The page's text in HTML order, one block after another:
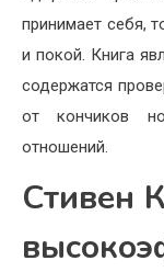
принимает себя,
и покой. Книга
содержатся
от кончиков
отношений.
Стивен